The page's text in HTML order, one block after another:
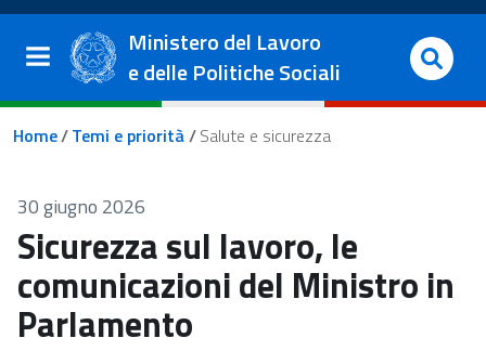
Salta al contenuto principale
Vai al footer
Ministero del Lavoro
e delle Politiche Sociali
Briciole di pane
Home/Temi e priorità/Salute e sicurezza
30 giugno 2026
Sicurezza sul lavoro, le
comunicazioni del Ministro in
Parlamento